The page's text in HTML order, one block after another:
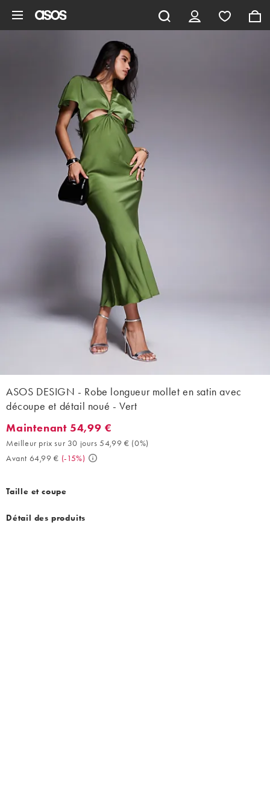
ASOS DESIGN - Robe longueur mollet en satin avec
découpe et détail noué - Vert
Maintenant 54,99 €. Meilleur prix sur 30 jours 54,99 € (0%).
Maintenant 54,99 €
Meilleur prix sur 30 jours 54,99 € (0%)
Avant 64,99 € (-15%)
Taille et coupe
Détail des produits